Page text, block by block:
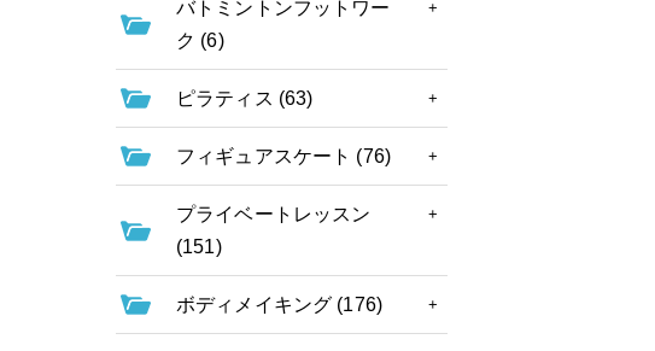
バトミントンフットワー
ク (6)
ピラティス (63)
フィギュアスケート (76)
プライベートレッスン
(151)
ボディメイキング (176)